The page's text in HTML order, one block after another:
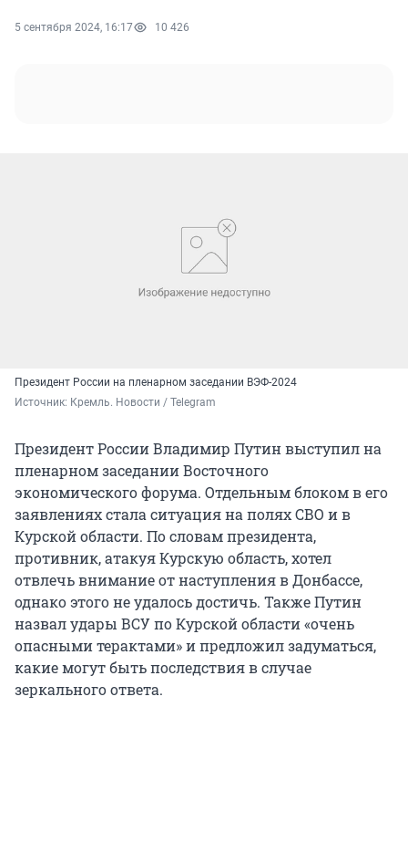
5 сентября 2024, 16:17 10 426
Президент России на пленарном заседании ВЭФ-2024
Источник: Кремль. Новости / Telegram
Президент России Владимир Путин выступил на
пленарном заседании Восточного
экономического форума. Отдельным блоком в его
заявлениях стала ситуация на полях СВО и в
Курской области. По словам президента,
противник, атакуя Курскую область, хотел
отвлечь внимание от наступления в Донбассе,
однако этого не удалось достичь. Также Путин
назвал удары ВСУ по Курской области «очень
опасными терактами» и предложил задуматься,
какие могут быть последствия в случае
зеркального ответа.